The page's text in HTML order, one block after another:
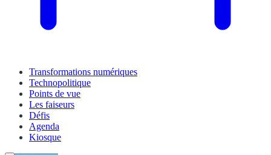
Transformations numériques
Technopolitique
Points de vue
Les faiseurs
Défis
Agenda
Kiosque